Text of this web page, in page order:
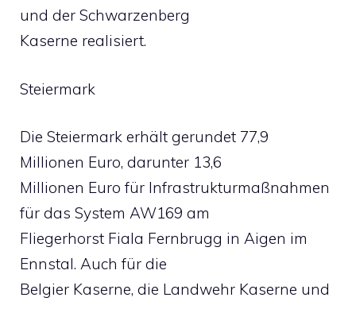
und der Schwarzenberg
Kaserne realisiert.
Steiermark
Die Steiermark erhält gerundet 77,9
Millionen Euro, darunter 13,6
Millionen Euro für Infrastrukturmaßnahmen
für das System AW169 am
Fliegerhorst Fiala Fernbrugg in Aigen im
Ennstal. Auch für die
Belgier Kaserne, die Landwehr Kaserne und